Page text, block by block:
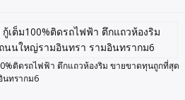
ติดรถไฟฟ้า ตึกแถวห้องริม ขายขาดทุนถูกที่สุด
นทรากม6